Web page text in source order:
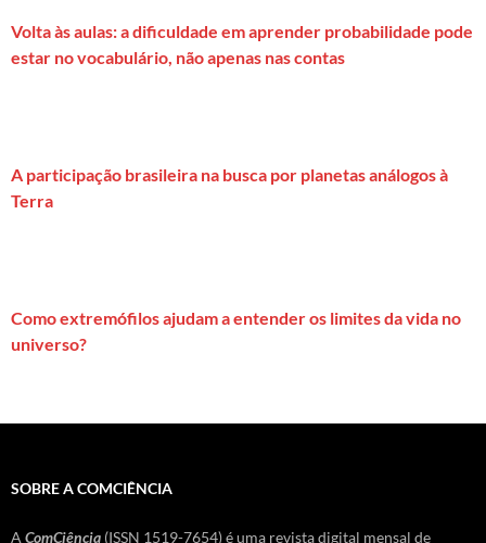
Volta às aulas: a dificuldade em aprender probabilidade pode
estar no vocabulário, não apenas nas contas
A participação brasileira na busca por planetas análogos à
Terra
Como extremófilos ajudam a entender os limites da vida no
universo?
SOBRE A COMCIÊNCIA
A ComCiência (ISSN 1519-7654) é uma revista digital mensal de